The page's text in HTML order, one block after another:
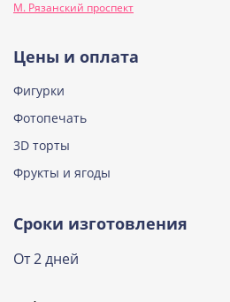
Узнать подробнее о начинке
М. Рязанский проспект
Цены и оплата
Фигурки
Фотопечать
3D торты
Фрукты и ягоды
Сроки изготовления
От 2 дней